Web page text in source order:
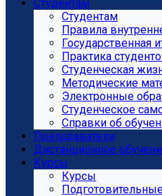
Студентам
Студентам
Правила
Государственная
Практика
Студенческая
Методические
Электронные
Студенческое
Справки об
Преподаватели
Дистанционное
Курсы
Курсы